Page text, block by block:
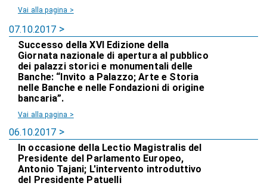
Vai alla pagina >
07.10.2017
Successo della XVI Edizione della
Giornata nazionale di apertura al pubblico
dei palazzi storici e monumentali delle
Banche: “Invito a Palazzo; Arte e Storia
nelle Banche e nelle Fondazioni di origine
bancaria”.
Vai alla pagina >
06.10.2017
In occasione della Lectio Magistralis del
Presidente del Parlamento Europeo,
Antonio Tajani; L'intervento introduttivo
del Presidente Patuelli